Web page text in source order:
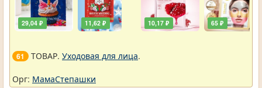
29,04 ₽ 11,62 ₽ 10,17 ₽ 65 ₽
61 ТОВАР. Уходовая для лица.
Орг: МамаСтепашки